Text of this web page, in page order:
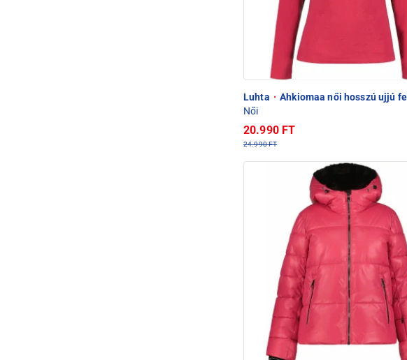
Luhta · Ahkiomaa női hosszú ujjú
Női
20.990 FT
24.990 FT